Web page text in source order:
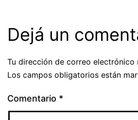
Dejá un
Tu dirección de correo electrónico
Los campos obligatorios están
Comentario *